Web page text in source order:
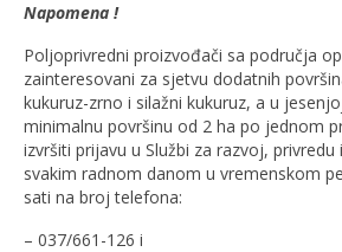
Napomena !
Poljoprivredni proizvođači sa područja
zainteresovani za sjetvu dodatnih
kukuruz-zrno i silažni kukuruz, a u
minimalnu površinu od 2 ha po jednom
izvršiti prijavu u Službi za razvoj, privredu
svakim radnom danom u vremenskom
sati na broj telefona:
– 037/661-126 i